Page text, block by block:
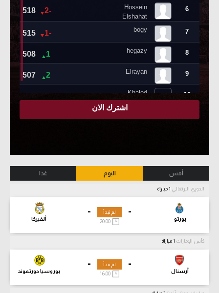
أمس اليوم غدا
الدوري البرتغالي
-
بورتو
-
ألفيركا
لم تبدأ
كأس الإمارات
-
أرسنال
-
بوروسيا دورتموند
لم تبدأ